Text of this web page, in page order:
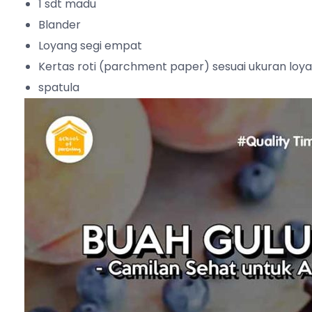
1 sdt madu
Blander
Loyang segi empat
Kertas roti (parchment paper) sesuai ukuran
spatula